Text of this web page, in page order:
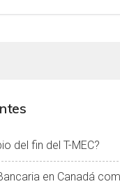
del fin del T-MEC?
en Canadá